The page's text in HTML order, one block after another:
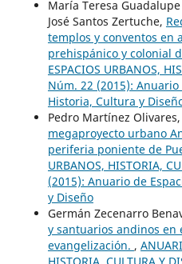
María Teresa
José Santos Zertuche,
templos y conventos en
prehispánico y colonial
ESPACIOS URBANOS,
Núm. 22 (2015):
Historia, Cultura y
Pedro Martínez Olivares,
megaproyecto urbano
periferia poniente de
URBANOS, HISTORIA,
(2015): Anuario de
y Diseño
Germán Zecenarro
y santuarios andinos en
evangelización. ,